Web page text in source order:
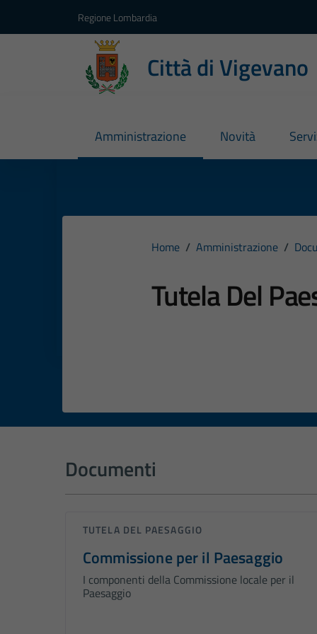
Regione Lombardia
Città di Vigevano
Amministrazione Novità
Home / Amministrazione /
Tutela Del
Documenti
TUTELA DEL PAESAGGIO
Commissione per il Paesaggio
I componenti della Commissione locale per il
Paesaggio